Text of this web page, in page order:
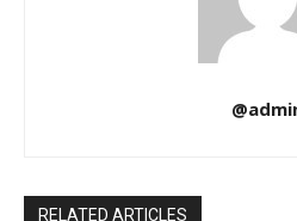
RELATED ARTICLES